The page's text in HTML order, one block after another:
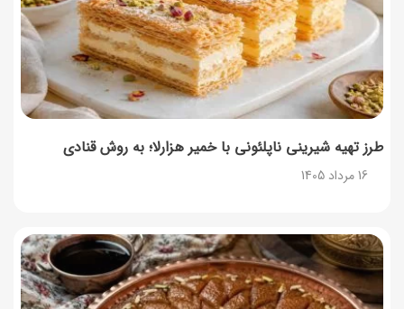
طرز تهیه شیرینی ناپلئونی با خمیر هزارلا؛ به روش قنادی
16 مرداد 1405
۳۵ لیست غذاهای جدید و متفاوت؛ برای ناهار و مهمانی
14 مرداد 1405